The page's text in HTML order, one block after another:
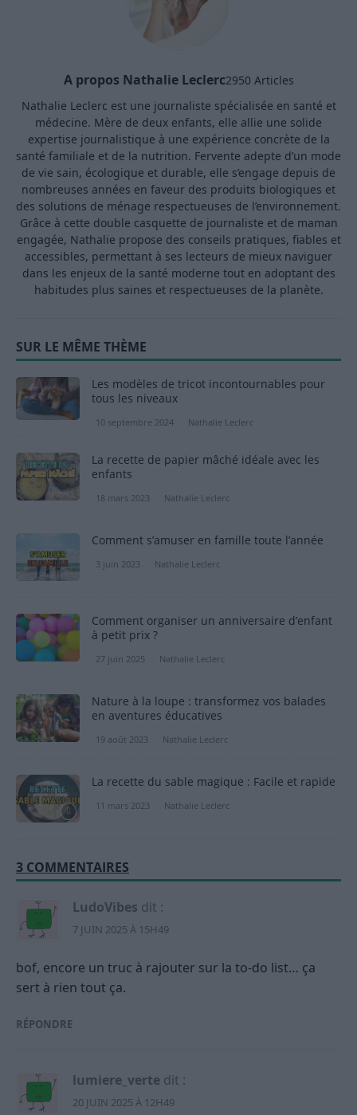
A propos Nathalie Leclerc2950 Articles
Nathalie Leclerc est une journaliste spécialisée en santé et
médecine. Mère de deux enfants, elle allie une solide
expertise journalistique à une expérience concrète de la
santé familiale et de la nutrition. Fervente adepte d’un mode
de vie sain, écologique et durable, elle s’engage depuis de
nombreuses années en faveur des produits biologiques et
des solutions de ménage respectueuses de l’environnement.
Grâce à cette double casquette de journaliste et de maman
engagée, Nathalie propose des conseils pratiques, fiables et
accessibles, permettant à ses lecteurs de mieux naviguer
dans les enjeux de la santé moderne tout en adoptant des
habitudes plus saines et respectueuses de la planète.
SUR LE MÊME THÈME
Les modèles de tricot incontournables pour
tous les niveaux
10 septembre 2024 Nathalie Leclerc
La recette de papier mâché idéale avec les
enfants
18 mars 2023 Nathalie Leclerc
Comment s’amuser en famille toute l’année
3 juin 2023 Nathalie Leclerc
Comment organiser un anniversaire d’enfant
à petit prix ?
27 juin 2025 Nathalie Leclerc
Nature à la loupe : transformez vos balades
en aventures éducatives
19 août 2023 Nathalie Leclerc
La recette du sable magique : Facile et rapide
11 mars 2023 Nathalie Leclerc
3 COMMENTAIRES
LudoVibes dit :
7 JUIN 2025 À 15H49
bof, encore un truc à rajouter sur la to-do list… ça
sert à rien tout ça.
RÉPONDRE
lumiere_verte dit :
20 JUIN 2025 À 12H49